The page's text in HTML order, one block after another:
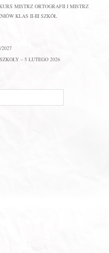
MISTRZ ORTOGRAFII I MISTRZ
KLAS II-III SZKÓŁ
– 5 LUTEGO 2026